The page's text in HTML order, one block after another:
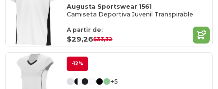
Augusta Sportswear 1561
Camiseta Deportiva Juvenil Transpirable
A partir de:
$29,26$33,32
-12%
+5